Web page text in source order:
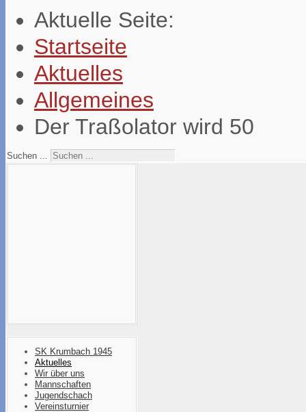
Aktuelle Seite:
Startseite
Aktuelles
Allgemeines
Der Traßolator wird 50
Suchen ...
SK Krumbach 1945
Aktuelles
Wir über uns
Mannschaften
Jugendschach
Vereinsturnier